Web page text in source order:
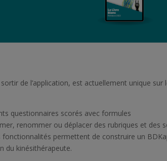
de l’application, est actuellement unique sur
questionnaires scorés avec formules
renommer ou déplacer des rubriques et des
permettent de construire un
du kinésithérapeute.